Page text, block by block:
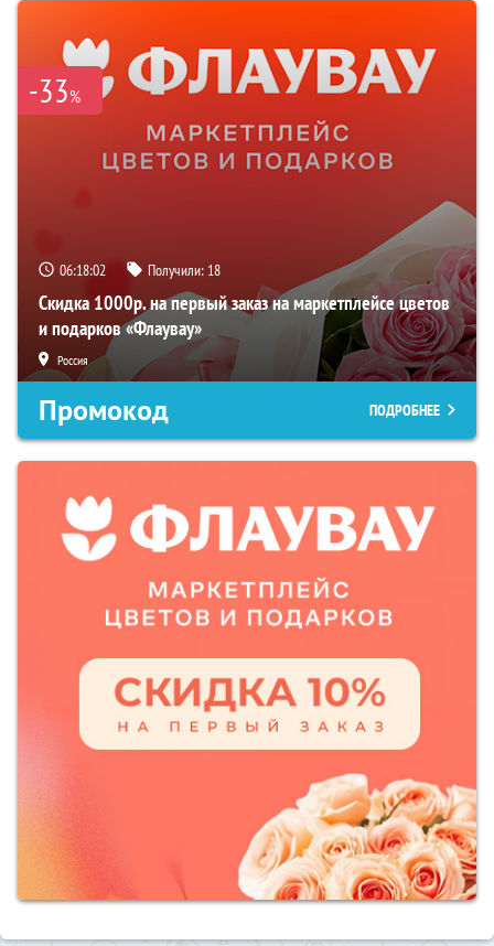
-33%
06:18:02 Получили: 18
Скидка 1000р. на первый заказ на маркетплейсе цветов
и подарков «Флаувау»
Россия
Промокод ПОДРОБНЕЕ